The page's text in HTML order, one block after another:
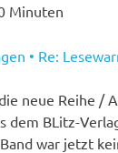
Minuten
• Re:
neue Reihe /
dem BLitz-
war jetzt